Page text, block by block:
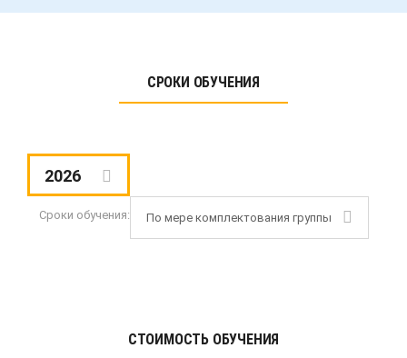
СРОКИ ОБУЧЕНИЯ
2026
Сроки обучения: По мере комплектования группы
СТОИМОСТЬ ОБУЧЕНИЯ